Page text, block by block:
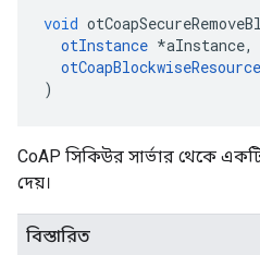
void
otInstance *aInstance,
otCoapBlockwiseResource
)
CoAP সিকিউর সার্ভার থেকে
দেয়।
বিস্তারিত